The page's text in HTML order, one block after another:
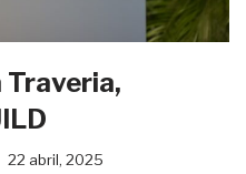
Traveria,
22 abril, 2025